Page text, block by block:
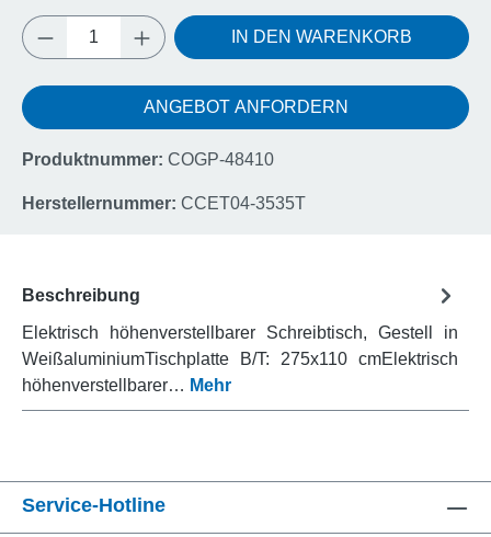
Produkt Anzahl: Gib den gewünschten
IN DEN WARENKORB
ANGEBOT ANFORDERN
Produktnummer: COGP-48410
Herstellernummer: CCET04-3535T
Beschreibung
Elektrisch höhenverstellbarer Schreibtisch, Gestell in
WeißaluminiumTischplatte B/T: 275x110 cmElektrisch
höhenverstellbarer… Mehr
Service-Hotline